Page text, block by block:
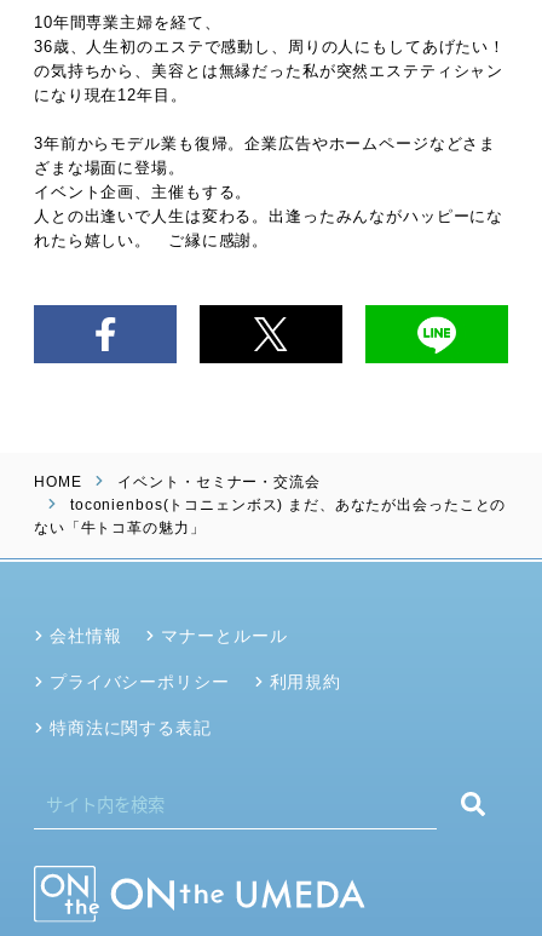
10年間専業主婦を経て、
36歳、人生初のエステで感動し、周りの人にもしてあげたい！
の気持ちから、美容とは無縁だった私が突然エステティシャン
になり現在12年目。
3年前からモデル業も復帰。企業広告やホームページなどさま
ざまな場面に登場。
イベント企画、主催もする。
人との出逢いで人生は変わる。出逢ったみんながハッピーにな
れたら嬉しい。 ご縁に感謝。
HOME
イベント・セミナー・交流会
toconienbos(トコニェンボス) まだ、あなたが出会ったことの
ない「牛トコ革の魅力」
会社情報 マナーとルール
プライバシーポリシー 利用規約
特商法に関する表記